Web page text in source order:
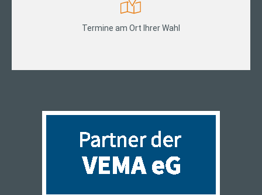
Termine am Ort Ihrer Wahl